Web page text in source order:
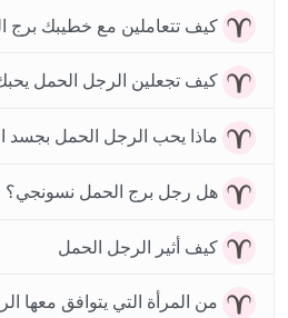
كيف تتعاملين مع خطيبك برج
كيف تجعلين الرجل الحمل
ماذا يحب الرجل الحمل بجسد
هل رجل برج الحمل نسونجي؟
كيف أثير الرجل الحمل
من المرأة التي يتوافق معها